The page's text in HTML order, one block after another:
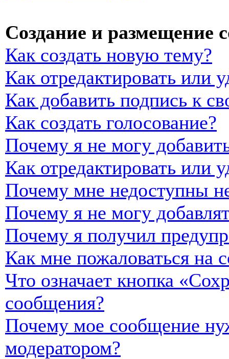
Создание и размещение
Как создать новую тему?
Как отредактировать или
Как добавить подпись к
Как создать голосование?
Почему я не могу
Как отредактировать или
Почему мне недоступны
Почему я не могу
Почему я получил
Как мне пожаловаться на
Что означает кнопка
сообщения?
Почему мое сообщение
модератором?